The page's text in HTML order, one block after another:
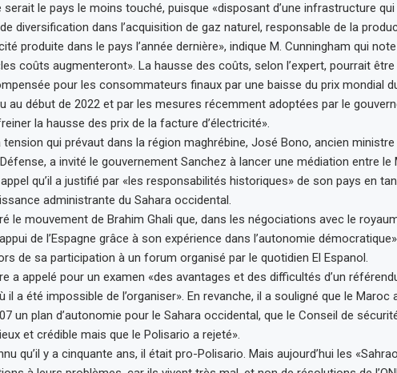
serait le pays le moins touché, puisque «disposant d’une infrastructure
diversification dans l’acquisition de gaz naturel, responsable de la
produite dans le pays l’année dernière», indique M. Cunningham qui note
coûts augmenteront». La hausse des coûts, selon l’expert, pourrait être
pour les consommateurs finaux par une baisse du prix mondial
au début de 2022 et par les mesures récemment adoptées par le
la hausse des prix de la facture d’électricité».
tension qui prévaut dans la région maghrébine, José Bono, ancien ministre
a invité le gouvernement Sanchez à lancer une médiation entre le
qu’il a justifié par «les responsabilités historiques» de son pays en
administrante du Sahara occidental.
le mouvement de Brahim Ghali que, dans les négociations avec le
de l’Espagne grâce à son expérience dans l’autonomie
de sa participation à un forum organisé par le quotidien El Espanol.
a appelé pour un examen «des avantages et des difficultés d’un
il a été impossible de l’organiser». En revanche, il a souligné que le Maroc
un plan d’autonomie pour le Sahara occidental, que le Conseil de
et crédible mais que le Polisario a rejeté».
qu’il y a cinquante ans, il était pro-Polisario. Mais aujourd’hui les